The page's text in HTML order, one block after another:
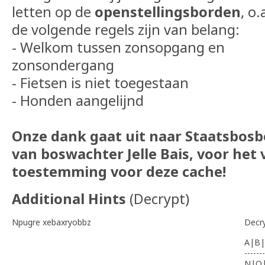
letten op de openstellingsborden,
de volgende regels zijn van belang:
- Welkom tussen zonsopgang en
zonsondergang
- Fietsen is niet toegestaan
- Honden aangelijnd
Onze dank gaat uit naar
van boswachter Jelle Bais, voor het
toestemming voor deze cache!
Additional Hints (Decrypt)
Npugre xebaxryobbz